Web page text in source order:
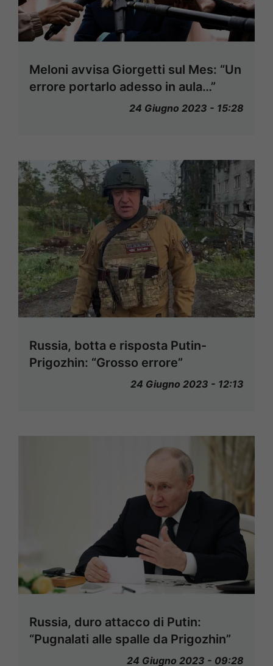
Meloni avvisa Giorgetti sul Mes: “Un
errore portarlo adesso in aula…”
24 Giugno 2023 - 15:28
Russia, botta e risposta Putin-
Prigozhin: “Grosso errore”
24 Giugno 2023 - 12:13
Russia, duro attacco di Putin:
“Pugnalati alle spalle da Prigozhin”
24 Giugno 2023 - 09:28